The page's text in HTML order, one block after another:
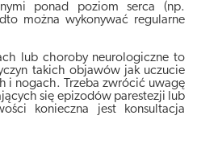
ponad poziom serca (np.
można wykonywać regularne
lub choroby neurologiczne to
takich objawów jak uczucie
i nogach. Trzeba zwrócić uwagę
się epizodów parestezji lub
konieczna jest konsultacja